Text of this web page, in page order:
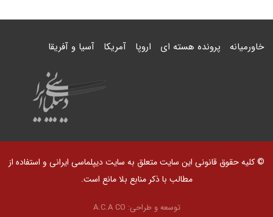
خاورمیانه پرونده هسته ای اروپا آمریکا آسیا و آفریقا
© کلیه حقوق قانونی این سایت متعلق به سایت دیپلماسی ایرانی و استفاده از
مطالب با ذکر منابع بلا مانع است.
توسعه و طراحی: A.C.A CO